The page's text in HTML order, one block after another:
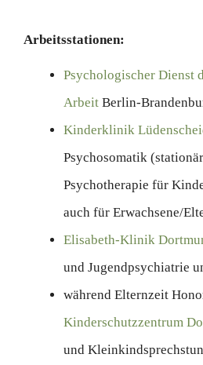
Arbeitsstationen:
Psychologischer Dienst
Arbeit Berlin-
Kinderklinik
Psychosomatik
Psychotherapie für
auch für Erwachsene/
Elisabeth-Klinik
und Jugendpsychiatrie
während Elternzeit
Kinderschutzzentrum
und